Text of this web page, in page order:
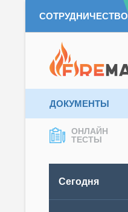
СОТРУДНИЧЕСТВО
ДОКУМЕНТЫ
ОНЛАЙН
ТЕСТЫ
Сегодня